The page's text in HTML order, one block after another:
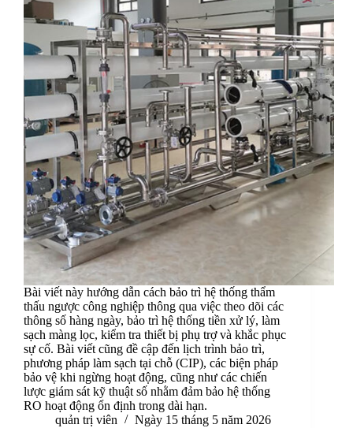
Bài viết này hướng dẫn cách bảo trì hệ thống thẩm
thấu ngược công nghiệp thông qua việc theo dõi các
thông số hàng ngày, bảo trì hệ thống tiền xử lý, làm
sạch màng lọc, kiểm tra thiết bị phụ trợ và khắc phục
sự cố. Bài viết cũng đề cập đến lịch trình bảo trì,
phương pháp làm sạch tại chỗ (CIP), các biện pháp
bảo vệ khi ngừng hoạt động, cũng như các chiến
lược giám sát kỹ thuật số nhằm đảm bảo hệ thống
RO hoạt động ổn định trong dài hạn.
quản trị viên
Ngày 15 tháng 5 năm 2026